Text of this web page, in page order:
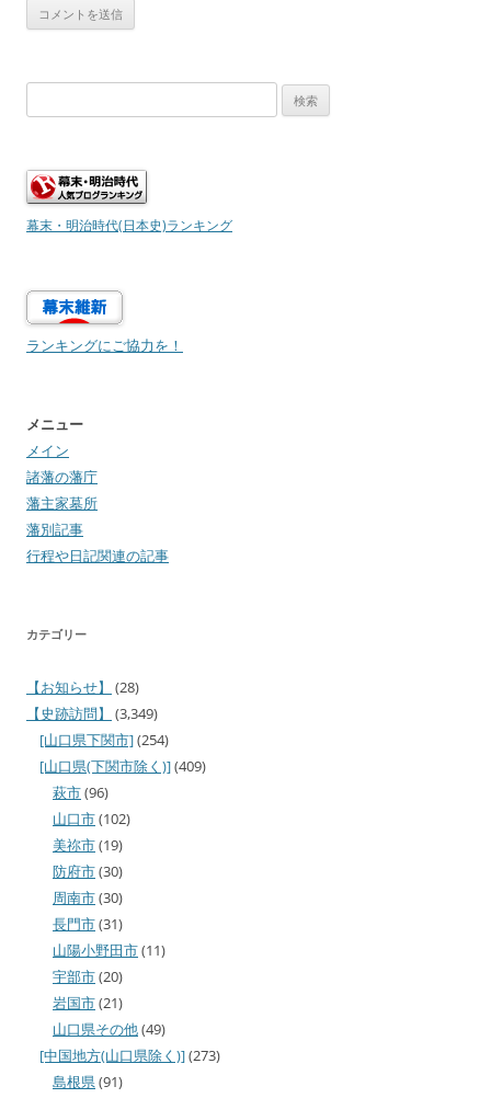
索:
幕末・明治時代(日本史)ランキング
ランキングにご協力を！
メニュー
メイン
諸藩の藩庁
藩主家墓所
藩別記事
行程や日記関連の記事
カテゴリー
【お知らせ】
(28)
【史跡訪問】
(3,349)
[山口県下関市](254)
[山口県(下関市除く)](409)
萩市(96)
山口市(102)
美祢市(19)
防府市(30)
周南市(30)
長門市(31)
山陽小野田市(11)
宇部市(20)
岩国市(21)
山口県その他(49)
[中国地方(山口県除く)](273)
島根県(91)